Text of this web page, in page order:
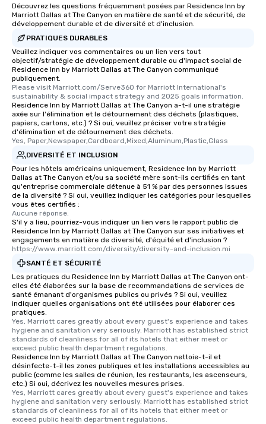
Découvrez les questions fréquemment posées par Residence Inn by
Marriott Dallas at The Canyon en matière de santé et de sécurité, de
développement durable et de diversité et d'inclusion.
PRATIQUES DURABLES
Veuillez indiquer vos commentaires ou un lien vers tout
objectif/stratégie de développement durable ou d'impact social de
Residence Inn by Marriott Dallas at The Canyon communiqué
publiquement.
Please visit Marriott.com/Serve360 for Marriott International's
sustainability & social impact strategy and 2025 goals information.
Residence Inn by Marriott Dallas at The Canyon a-t-il une stratégie
axée sur l'élimination et le détournement des déchets (plastiques,
papiers, cartons, etc.) ? Si oui, veuillez préciser votre stratégie
d'élimination et de détournement des déchets.
Yes, Paper,Newspaper,Cardboard,Mixed,Aluminum,Plastic,Glass
DIVERSITÉ ET INCLUSION
Pour les hôtels américains uniquement, Residence Inn by Marriott
Dallas at The Canyon et/ou sa société mère sont-ils certifiés en tant
qu'entreprise commerciale détenue à 51 % par des personnes issues
de la diversité ? Si oui, veuillez indiquer les catégories pour lesquelles
vous êtes certifiés :
Aucune réponse.
S'il y a lieu, pourriez-vous indiquer un lien vers le rapport public de
Residence Inn by Marriott Dallas at The Canyon sur ses initiatives et
engagements en matière de diversité, d'équité et d'inclusion ?
https://www.marriott.com/diversity/diversity-and-inclusion.mi
SANTÉ ET SÉCURITÉ
Les pratiques du Residence Inn by Marriott Dallas at The Canyon ont-
elles été élaborées sur la base de recommandations de services de
santé émanant d'organismes publics ou privés ? Si oui, veuillez
indiquer quelles organisations ont été utilisées pour élaborer ces
pratiques.
Yes, Marriott cares greatly about every guest's experience and takes
hygiene and sanitation very seriously. Marriott has established strict
standards of cleanliness for all of its hotels that either meet or
exceed public health department regulations.
Residence Inn by Marriott Dallas at The Canyon nettoie-t-il et
désinfecte-t-il les zones publiques et les installations accessibles au
public (comme les salles de réunion, les restaurants, les ascenseurs,
etc.) Si oui, décrivez les nouvelles mesures prises.
Yes, Marriott cares greatly about every guest's experience and takes
hygiene and sanitation very seriously. Marriott has established strict
standards of cleanliness for all of its hotels that either meet or
exceed public health department regulations.